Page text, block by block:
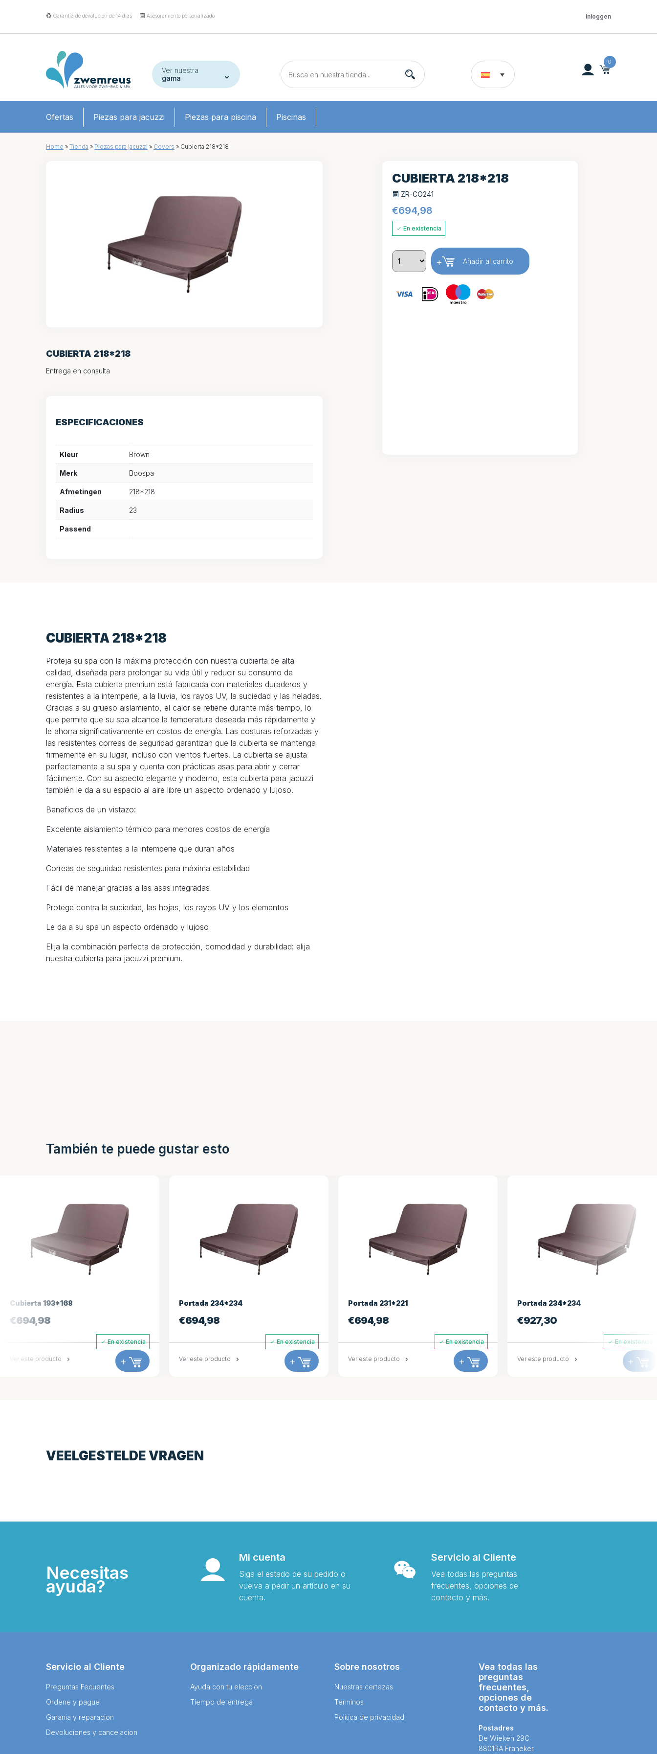
Garantía de devolución de 14 días Asesoramiento personalizado Inloggen
Ver nuestra
gama
0
Ofertas Piezas para jacuzzi Piezas para piscina Piscinas
Home » Tienda » Piezas para jacuzzi » Covers » Cubierta 218*218
CUBIERTA 218*218
Entrega en consulta
ESPECIFICACIONES
Kleur Brown
Merk Boospa
Afmetingen 218*218
Radius 23
Passend
CUBIERTA 218*218
ZR-CO241
€694,98
En existencia
+ Añadir al carrito
CUBIERTA 218*218
Proteja su spa con la máxima protección con nuestra cubierta de alta
calidad, diseñada para prolongar su vida útil y reducir su consumo de
energía. Esta cubierta premium está fabricada con materiales duraderos y
resistentes a la intemperie, a la lluvia, los rayos UV, la suciedad y las heladas.
Gracias a su grueso aislamiento, el calor se retiene durante más tiempo, lo
que permite que su spa alcance la temperatura deseada más rápidamente y
le ahorra significativamente en costos de energía. Las costuras reforzadas y
las resistentes correas de seguridad garantizan que la cubierta se mantenga
firmemente en su lugar, incluso con vientos fuertes. La cubierta se ajusta
perfectamente a su spa y cuenta con prácticas asas para abrir y cerrar
fácilmente. Con su aspecto elegante y moderno, esta cubierta para jacuzzi
también le da a su espacio al aire libre un aspecto ordenado y lujoso.
Beneficios de un vistazo:
Excelente aislamiento térmico para menores costos de energía
Materiales resistentes a la intemperie que duran años
Correas de seguridad resistentes para máxima estabilidad
Fácil de manejar gracias a las asas integradas
Protege contra la suciedad, las hojas, los rayos UV y los elementos
Le da a su spa un aspecto ordenado y lujoso
Elija la combinación perfecta de protección, comodidad y durabilidad: elija
nuestra cubierta para jacuzzi premium.
También te puede gustar esto
193*168
694,98
En existencia
este producto
Portada 234*234
694,98
En existencia
Ver este producto
Portada 231*221
694,98
En existencia
Ver este producto
Portada 234*234
927,30
En existencia
Ver este producto
VEELGESTELDE VRAGEN
Necesitas
ayuda?
Mi cuenta
Siga el estado de su pedido o
vuelva a pedir un artículo en su
cuenta.
Servicio al Cliente
Vea todas las preguntas
frecuentes, opciones de
contacto y más.
Servicio al Cliente
Preguntas Fecuentes
Ordene y pague
Garania y reparacion
Devoluciones y cancelacion
Organizado rápidamente
Ayuda con tu eleccion
Tiempo de entrega
Sobre nosotros
Nuestras certezas
Terminos
Politica de privacidad
Vea todas las
preguntas
frecuentes,
opciones de
contacto y más.
Postadres
De Wieken 29C
8801RA Franeker